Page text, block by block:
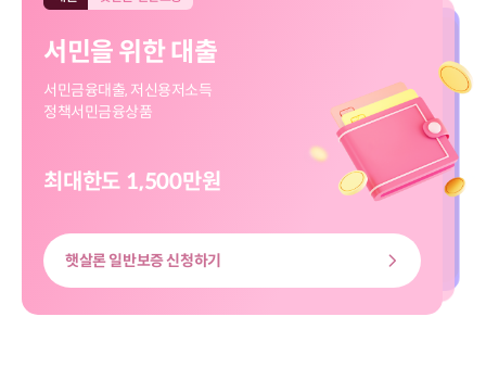
서민을 위한 대출
서민금융대출, 저신용저소득
정책서민금융상품
최대한도 1,500만원
햇살론 일반보증 신청하기
대출 모바일전용
직장인 신규대출
대출신청부터 송금까지
쉽고 빠르게
최대한도 8천만원
신용대출 신청하기
보고파플러스 파킹통장
입출금 자유!
하루만 맡겨도 이자가 쏠쏠
최고 3.20%
마이버킷 정기적금
나의 버킷리스트를 이뤄줄
마이버킷 정기적금
최고금리 3.00%
마이버킷정기적금 살펴보기
서민을 위한 대출
최대한도 1,500만원
햇살론 일반보증 신청하기
직장인 신규대출
최대한도 8천만원
신용대출 신청하기